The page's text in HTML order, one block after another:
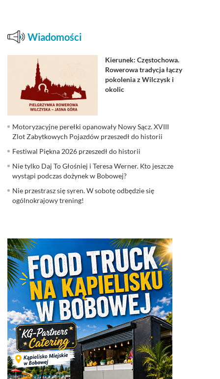
Wiadomości
Kierunek: Częstochowa.
Rowerowa tradycja łączy
pokolenia z Wilczysk i
okolic
Motoryzacyjne perełki opanowały Nowy Sącz. XVIII
Zlot Zabytkowych Pojazdów przeszedł do historii
Festiwal Piękna 2026 przeszedł do historii
Nie tylko Daj To Głośniej i Teresa Werner. Kto jeszcze
wystąpi podczas dożynek w Bobowej?
Nie przestrasz się syren. W sobotę odbędzie się
ogólnokrajowy trening!